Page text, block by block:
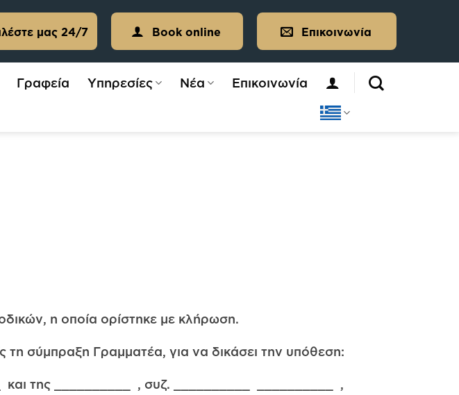
μας 24/7 Book online Επικοινωνία
Γραφεία Υπηρεσίες Νέα Επικοινωνία
η οποία ορίστηκε με κλήρωση.
τη σύμπραξη Γραμματέα, για να δικάσει την υπόθεση:
της __________ , συζ. __________ __________ ,